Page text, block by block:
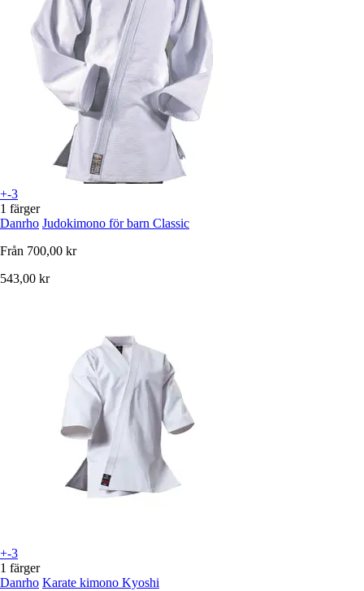
+-3
1 färger
Danrho Judokimono för barn Classic
Från 700,00 kr
543,00 kr
+-3
1 färger
Danrho Karate kimono Kyoshi